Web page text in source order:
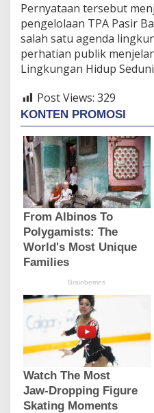
Pernyataan tersebut
pengelolaan TPA Pasir
salah satu agenda
perhatian publik
Lingkungan Hidup
Post Views: 329